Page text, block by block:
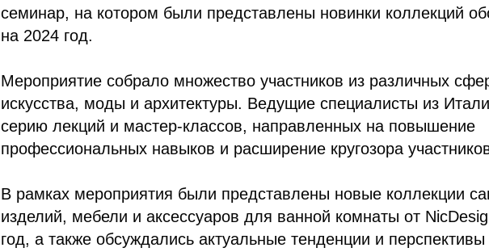
семинар, на котором были представлены новинки коллекций
на 2024 год.
Мероприятие собрало множество участников из различных
искусства, моды и архитектуры. Ведущие специалисты из
серию лекций и мастер-классов, направленных на повышение
профессиональных навыков и расширение кругозора
В рамках мероприятия были представлены новые коллекции
изделий, мебели и аксессуаров для ванной комнаты от
год, а также обсуждались актуальные тенденции и перспективы